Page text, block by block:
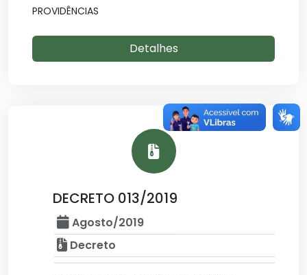
PROVIDÊNCIAS
Detalhes
DECRETO 013/2019
Agosto/2019
Decreto